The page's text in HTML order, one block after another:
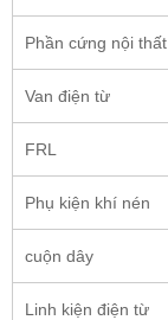
Phần cứng nội thất
Van điện từ
FRL
Phụ kiện khí nén
cuộn dây
Linh kiện điện từ